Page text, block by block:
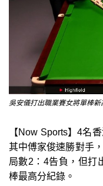
吳安儀打出職業賽女將單棒
【Now Sports】4名
其中傅家俊速勝對手
局數2：4告負，但打
棒最高分紀錄。